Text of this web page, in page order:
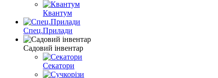
Квантум
Спец.Прилади
Садовий інвентар
Секатори